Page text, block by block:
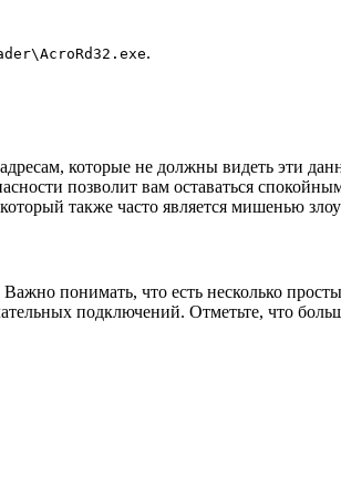
.
которые не должны видеть эти
позволит вам оставаться
также часто является мишенью
понимать, что есть несколько
подключений. Отметьте, что